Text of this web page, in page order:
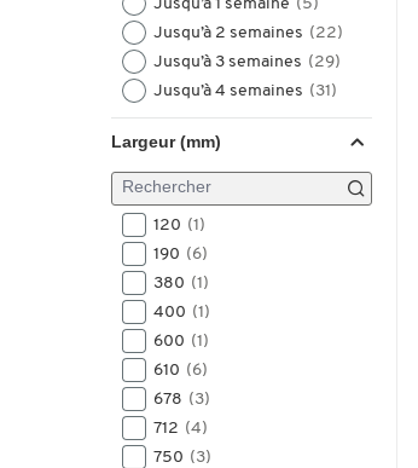
Jusqu’à 1 semaine (5)
Jusqu’à 2 semaines (22)
Jusqu’à 3 semaines (29)
Jusqu’à 4 semaines (31)
Largeur (mm)
120 (1)
190 (6)
380 (1)
400 (1)
600 (1)
610 (6)
678 (3)
712 (4)
750 (3)